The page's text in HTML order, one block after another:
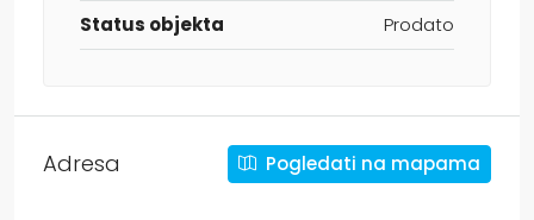
Status objekta
Prodato
Adresa Pogledati na mapama